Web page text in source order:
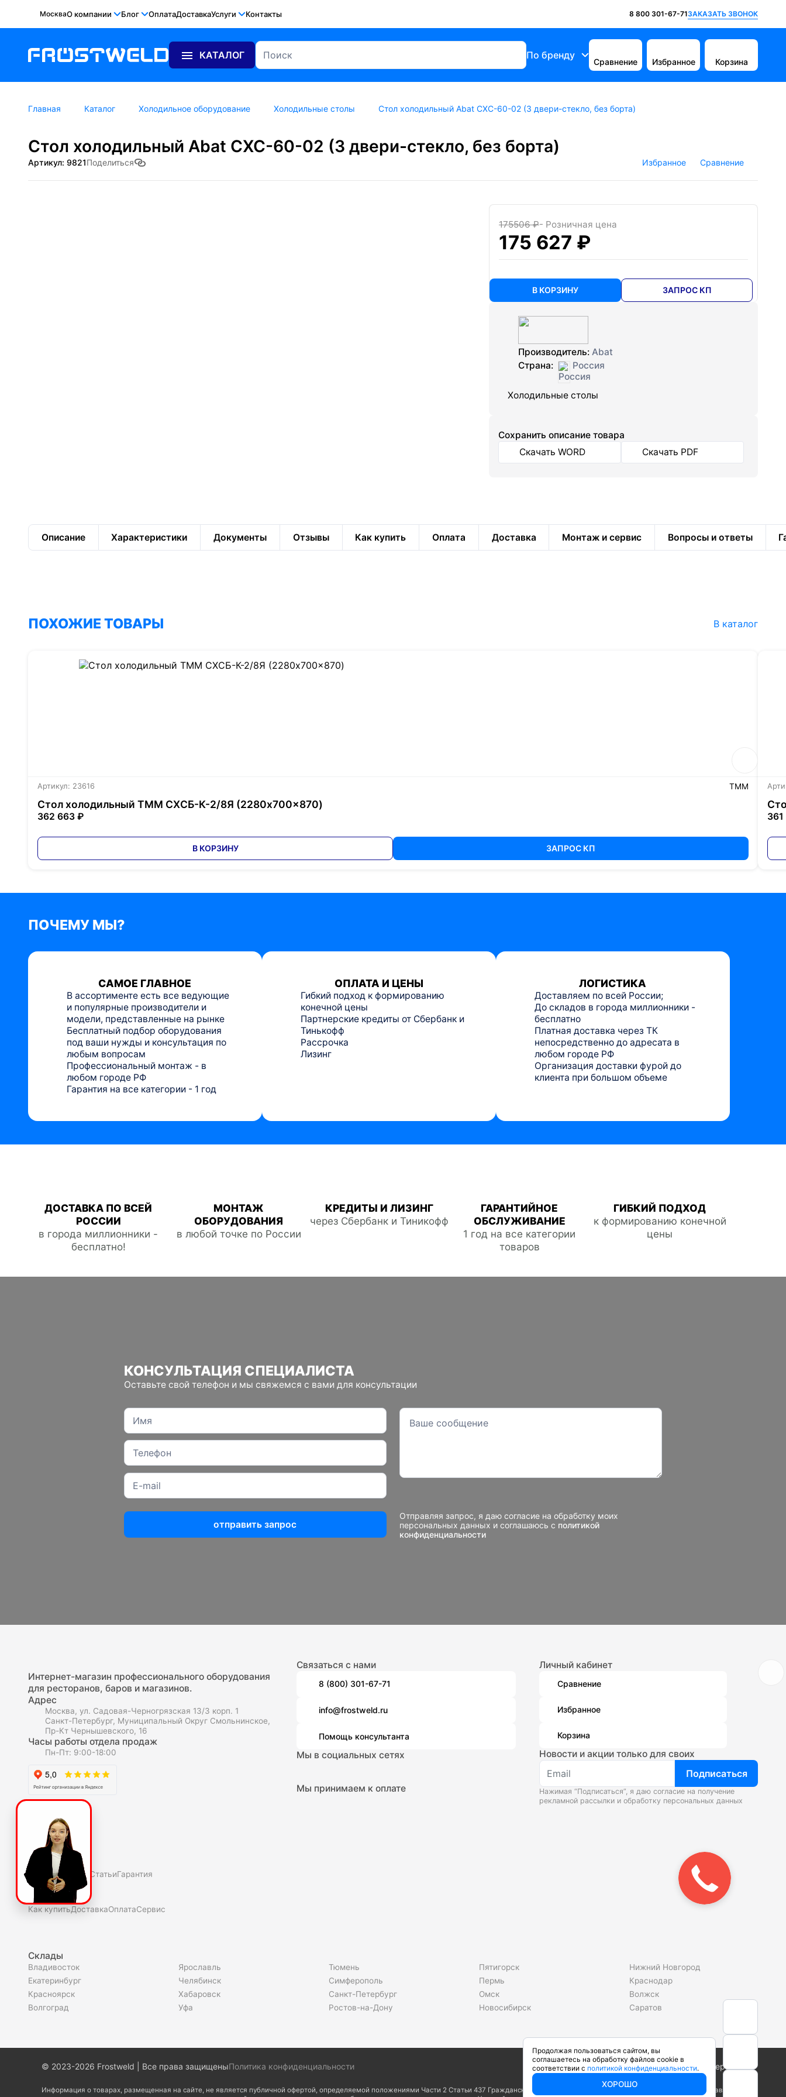
МоскваО компании Блог ОплатаДоставкаУслуги Контакты 8 800 301-67-71ЗАКАЗАТЬ ЗВОНОК
КАТАЛОГ По бренду
Сравнение Избранное Корзина
Главная Каталог Холодильное оборудование Холодильные столы Стол холодильный Abat СХС-60-02 (3 двери-стекло, без борта)
Стол холодильный Abat СХС-60-02 (3 двери-стекло, без борта)
Артикул: 9821Поделиться Избранное Сравнение
175506 ₽- Розничная цена
175 627 ₽
В КОРЗИНУ ЗАПРОС КП
Производитель: Abat
Страна:
Россия
Холодильные столы
Cохранить описание товара
Скачать WORD
Скачать PDF
Описание Характеристики Документы Отзывы Как купить Оплата Доставка Монтаж и сервис Вопросы и ответы
ПОХОЖИЕ ТОВАРЫ В каталог
Артикул: 23616 ТММ
Стол холодильный ТММ СХСБ-К-2/8Я (2280x700x870)
362 663 ₽
В КОРЗИНУ ЗАПРОС КП
ПОЧЕМУ МЫ?
САМОЕ ГЛАВНОЕ
В ассортименте есть все ведующие
и популярные производители и
модели, представленные на рынке
Бесплатный подбор оборудования
под ваши нужды и консультация по
любым вопросам
Профессиональный монтаж - в
любом городе РФ
Гарантия на все категории - 1 год
ОПЛАТА И ЦЕНЫ
Гибкий подход к формированию
конечной цены
Партнерские кредиты от Сбербанк и
Тинькофф
Рассрочка
Лизинг
ЛОГИСТИКА
Доставляем по всей России;
До складов в города миллионники -
бесплатно
Платная доставка через ТК
непосредственно до адресата в
любом городе РФ
Организация доставки фурой до
клиента при большом объеме
ДОСТАВКА ПО ВСЕЙ
РОССИИ
в города миллионники -
бесплатно!
МОНТАЖ
ОБОРУДОВАНИЯ
в любой точке по России
КРЕДИТЫ И ЛИЗИНГ
через Сбербанк и Тиникофф
ГАРАНТИЙНОЕ
ОБСЛУЖИВАНИЕ
1 год на все категории
товаров
ГИБКИЙ ПОДХОД
к формированию конечной
цены
КОНСУЛЬТАЦИЯ СПЕЦИАЛИСТА
Оставьте свой телефон и мы свяжемся с вами для консультации
отправить запрос
Отправляя запрос, я даю согласие на обработку моих
персональных данных и соглашаюсь с политикой
конфиденциальности
Интернет-магазин профессионального оборудования
для ресторанов, баров и магазинов.
Адрес
Москва, ул. Садовая-Черногрязская 13/3 корп. 1
Санкт-Петербург, Муниципальный Округ Смольнинское,
Пр-Кт Чернышевского, 16
Часы работы отдела продаж
Пн-Пт: 9:00-18:00
О компаниии
О нас
Полезное
Скидки и акции СтатьиГарантия
Покупателю
Как купитьДоставкаОплатаСервис
Связаться с нами
8 (800) 301-67-71
info@frostweld.ru
Помощь консультанта
Мы в социальных сетях
Мы принимаем к оплате
Личный кабинет
Сравнение
Избранное
Корзина
Новости и акции только для своих
Подписаться
Нажимая “Подписаться”, я даю согласие на получение
рекламной рассылки и обработку персональных данных
Склады
Владивосток
Екатеринбург
Красноярск
Волгоград
Ярославль
Челябинск
Хабаровск
Уфа
Тюмень
Симферополь
Санкт-Петербург
Ростов-на-Дону
Пятигорск
Пермь
Омск
Новосибирск
Нижний Новгород
Краснодар
Волжск
Саратов
© 2023-2026 Frostweld | Все права защищеныПолитика конфиденциальности Сделано в студии
Информация о товарах, размещенная на сайте, не является публичной офертой, определяемой положениями Части 2 Статьи 437 Гражданского кодекса Российской Федерации. Производители вправе
Продолжая пользоваться сайтом, вы
соглашаетесь на обработку файлов cookie в
соответствии с политикой конфиденциальности.
ХОРОШО
Закажите
звонок!